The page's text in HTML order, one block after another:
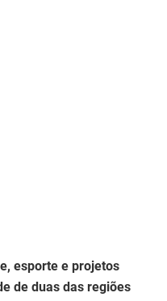
esporte e projetos
de duas das regiões